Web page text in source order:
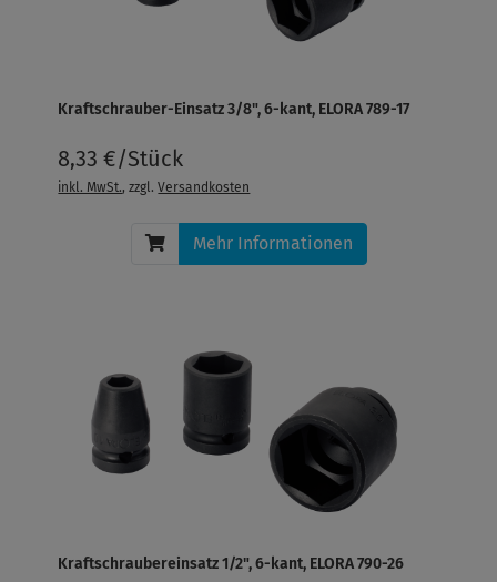
Kraftschrauber-Einsatz 3/8", 6-kant, ELORA 789-17
8,33 €/Stück
inkl. MwSt., zzgl.Versandkosten
Mehr Informationen
Kraftschraubereinsatz 1/2", 6-kant, ELORA 790-26